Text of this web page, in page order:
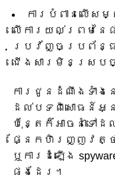
ការបំពានលើ
លើការយល់ព្រមន
ប្រវ័ញ្ចប្រព័ន្ធ
ជើងសារមិនស្រប
ការជូនដំណឹងទាំងន
ដល់បទពិសោធន៍អ្ន
ប៉ុន្តែក៏អាចនាំទៅ
ផ្នែកហិរញ្ញវត្
ឬការដំឡើង
ផងដែរ។